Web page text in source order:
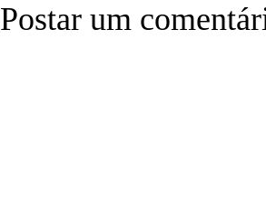
Postar um